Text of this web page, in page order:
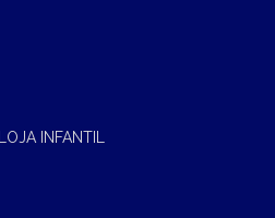
INFANTIL